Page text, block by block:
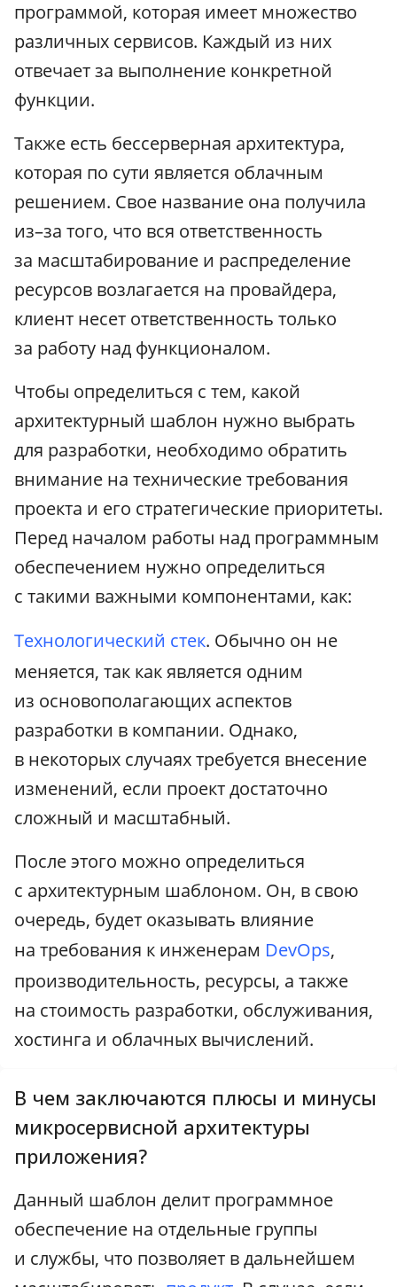
программой, которая имеет множество
различных сервисов. Каждый из них
отвечает за выполнение конкретной
функции.
Также есть бессерверная архитектура,
которая по сути является облачным
решением. Свое название она получила
из–за того, что вся ответственность
за масштабирование и распределение
ресурсов возлагается на провайдера,
клиент несет ответственность только
за работу над функционалом.
Чтобы определиться с тем, какой
архитектурный шаблон нужно выбрать
для разработки, необходимо обратить
внимание на технические требования
проекта и его стратегические приоритеты.
Перед началом работы над программным
обеспечением нужно определиться
с такими важными компонентами, как:
Технологический стек. Обычно он не
меняется, так как является одним
из основополагающих аспектов
разработки в компании. Однако,
в некоторых случаях требуется внесение
изменений, если проект достаточно
сложный и масштабный.
После этого можно определиться
с архитектурным шаблоном. Он, в свою
очередь, будет оказывать влияние
на требования к инженерам DevOps,
производительность, ресурсы, а также
на стоимость разработки, обслуживания,
хостинга и облачных вычислений.
В чем заключаются плюсы и минусы
микросервисной архитектуры
приложения?
Данный шаблон делит программное
обеспечение на отдельные группы
и службы, что позволяет в дальнейшем